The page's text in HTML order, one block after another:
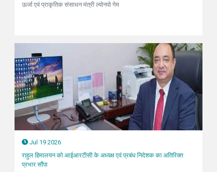
ऊर्जा एवं प्राकृतिक संसाधन मंत्री ल्योनपो गेम
Jul 19 2026
राहुल हिमालयन को आईआरटीसी के अध्यक्ष एवं प्रबंध निदेशक का अतिरिक्त
प्रभार सौंपा